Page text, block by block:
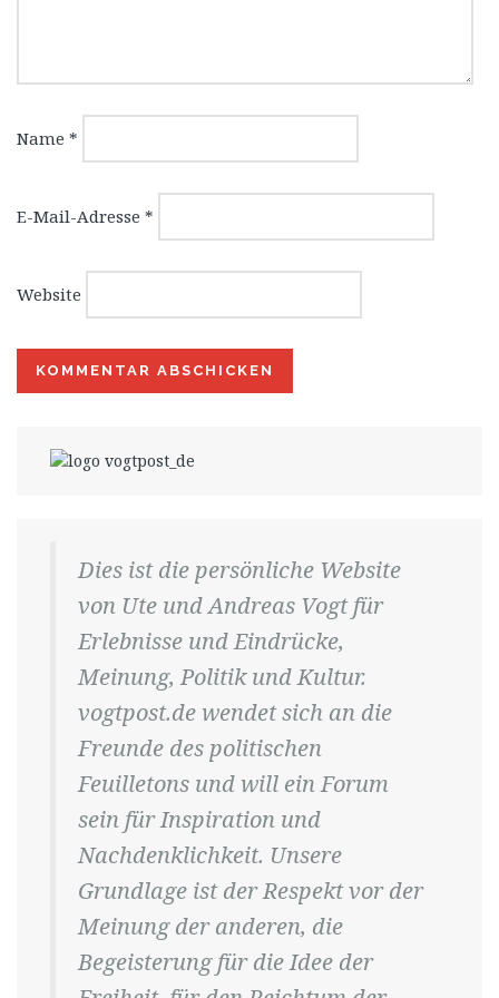
Name *
E-Mail-Adresse *
Website
Dies ist die persönliche Website
von Ute und Andreas Vogt für
Erlebnisse und Eindrücke,
Meinung, Politik und Kultur.
vogtpost.de wendet sich an die
Freunde des politischen
Feuilletons und will ein Forum
sein für Inspiration und
Nachdenklichkeit. Unsere
Grundlage ist der Respekt vor der
Meinung der anderen, die
Begeisterung für die Idee der